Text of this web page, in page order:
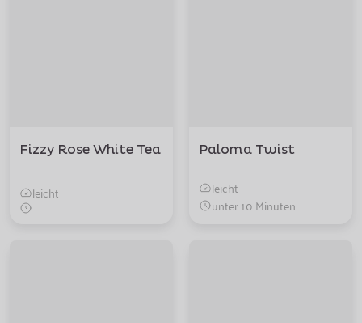
Fizzy Rose White Tea
leicht
Paloma Twist
leicht
unter 10 Minuten